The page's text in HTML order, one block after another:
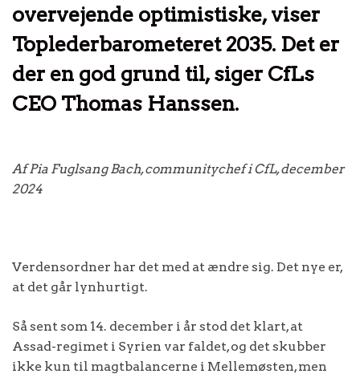
overvejende optimistiske, viser
Toplederbarometeret 2035. Det er
der en god grund til, siger CfLs
CEO Thomas Hanssen.
Af Pia Fuglsang Bach, communitychef i CfL, december
2024
Verdensordner har det med at ændre sig. Det nye er,
at det går lynhurtigt.
Så sent som 14. december i år stod det klart, at
Assad-regimet i Syrien var faldet, og det skubber
ikke kun til magtbalancerne i Mellemøsten, men